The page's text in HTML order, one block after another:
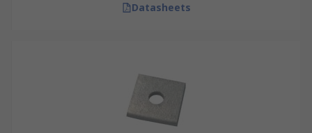
Datasheets